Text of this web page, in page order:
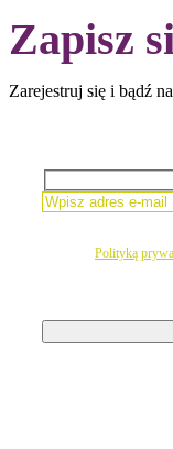
Zapisz
Zarejestruj się i bądź
Polityką
Please leave this